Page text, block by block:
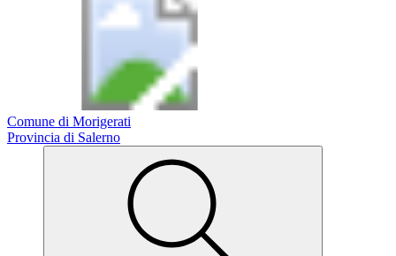
Comune di Morigerati
Provincia di Salerno